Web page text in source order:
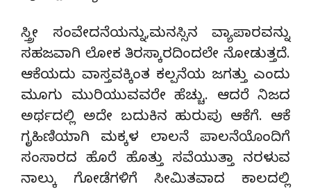
ಸ್ತ್ರೀ ಸಂವೇದನೆಯನ್ನು,ಮನಸ್ಸಿನ ವ್ಯಾಪಾರವನ್ನು
ಸಹಜವಾಗಿ ಲೋಕ ತಿರಸ್ಕಾರದಿಂದಲೇ ನೋಡುತ್ತದೆ.
ಆಕೆಯದು ವಾಸ್ತವಕ್ಕಿಂತ ಕಲ್ಪನೆಯ ಜಗತ್ತು ಎಂದು
ಮೂಗು ಮುರಿಯುವವರೇ ಹೆಚ್ಚು. ಆದರೆ ನಿಜದ
ಅರ್ಥದಲ್ಲಿ ಅದೇ ಬದುಕಿನ ಹುರುಪು ಆಕೆಗೆ. ಆಕೆ
ಗೃಹಿಣಿಯಾಗಿ ಮಕ್ಕಳ ಲಾಲನೆ ಪಾಲನೆಯೊಂದಿಗೆ
ಸಂಸಾರದ ಹೊರೆ ಹೊತ್ತು ಸವೆಯುತ್ತಾ ನರಳುವ
ನಾಲ್ಕು ಗೋಡೆಗಳಿಗೆ ಸೀಮಿತವಾದ ಕಾಲದಲ್ಲಿ